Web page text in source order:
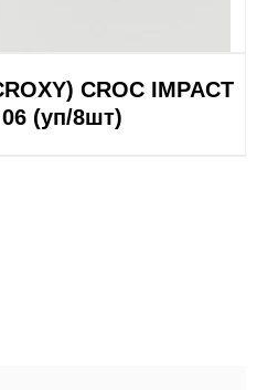
CROC IMPACT
(уп/8шт)